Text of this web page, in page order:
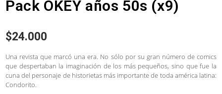
Pack OKEY años 50s (x9)
$24.000
Una revista que marcó una era. No sólo por su gran número de comics
que despertaban la imaginación de los más pequeños, sino que fue la
cuna del personaje de historietas más importante de toda américa latina:
Condorito.